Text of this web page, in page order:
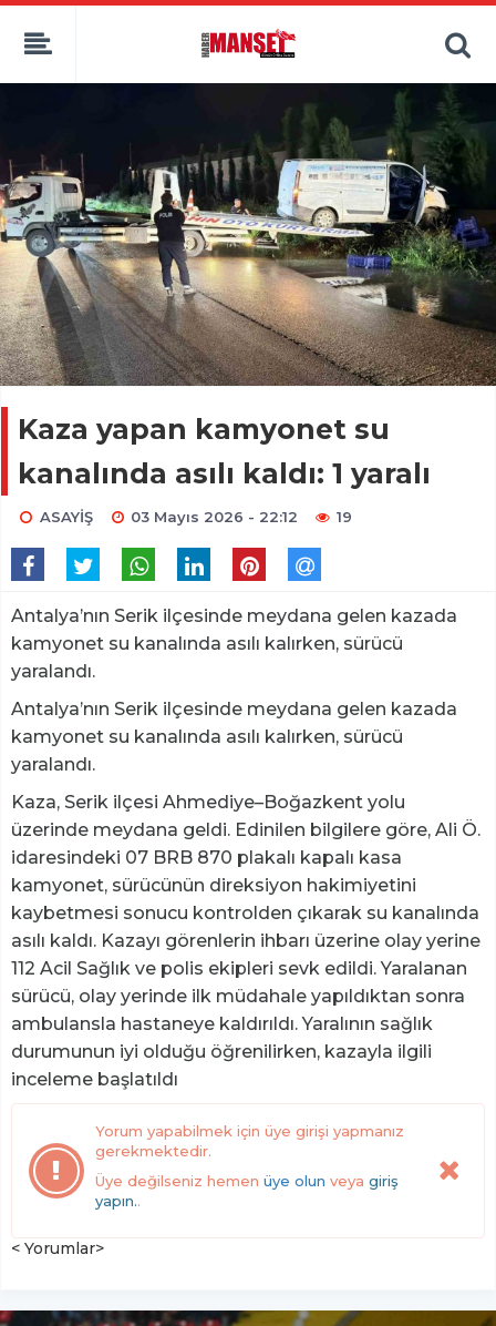
Kaza yapan kamyonet su
kanalında asılı kaldı: 1 yaralı
ASAYİŞ 03 Mayıs 2026 - 22:12 19
Antalya’nın Serik ilçesinde meydana gelen kazada
kamyonet su kanalında asılı kalırken, sürücü
yaralandı.
Antalya’nın Serik ilçesinde meydana gelen kazada
kamyonet su kanalında asılı kalırken, sürücü
yaralandı.
Kaza, Serik ilçesi Ahmediye–Boğazkent yolu
üzerinde meydana geldi. Edinilen bilgilere göre, Ali Ö.
idaresindeki 07 BRB 870 plakalı kapalı kasa
kamyonet, sürücünün direksiyon hakimiyetini
kaybetmesi sonucu kontrolden çıkarak su kanalında
asılı kaldı. Kazayı görenlerin ihbarı üzerine olay yerine
112 Acil Sağlık ve polis ekipleri sevk edildi. Yaralanan
sürücü, olay yerinde ilk müdahale yapıldıktan sonra
ambulansla hastaneye kaldırıldı. Yaralının sağlık
durumunun iyi olduğu öğrenilirken, kazayla ilgili
inceleme başlatıldı
Yorum yapabilmek için üye girişi yapmanız
gerekmektedir.
Üye değilseniz hemen üye olun veya giriş
yapın..
< Yorumlar>